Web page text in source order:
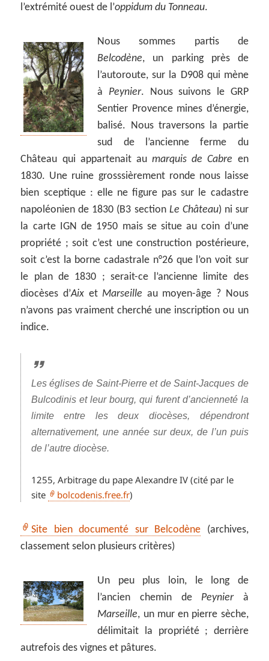
l’extrémité ouest de l’oppidum du Tonneau.
Nous sommes partis de
Belcodène, un parking près de
l’autoroute, sur la D908 qui mène
à Peynier. Nous suivons le GRP
Sentier Provence mines d’énergie,
balisé. Nous traversons la partie
sud de l’ancienne ferme du
Château qui appartenait aumarquis de Cabre en
1830. Une ruine grosssièrement ronde nous laisse
bien sceptique : elle ne figure pas sur le cadastre
napoléonien de 1830 (B3 section Le Château) ni sur
la carte IGN de 1950 mais se situe au coin d’une
propriété ; soit c’est une construction postérieure,
soit c’est la borne cadastrale n°26 que l’on voit sur
le plan de 1830 ; serait-ce l’ancienne limite des
diocèses d’Aix et Marseille au moyen-âge ? Nous
n’avons pas vraiment cherché une inscription ou un
indice.
Les églises de Saint-Pierre et de Saint-Jacques de
Bulcodinis et leur bourg, qui furent d’ancienneté la
limite entre les deux diocèses, dépendront
alternativement, une année sur deux, de l’un puis
de l’autre diocèse.
1255, Arbitrage du pape Alexandre IV (cité par le
site
bolcodenis.free.fr)
Site bien documenté sur Belcodène (archives,
classement selon plusieurs critères)
Un peu plus loin, le long de
l’ancien chemin de Peynierà
Marseille, un mur en pierre sèche,
délimitait la propriété ; derrière
autrefois des vignes et pâtures.